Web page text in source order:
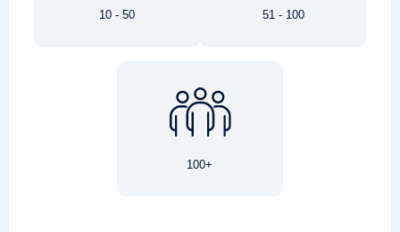
10 - 50 51 - 100
100+